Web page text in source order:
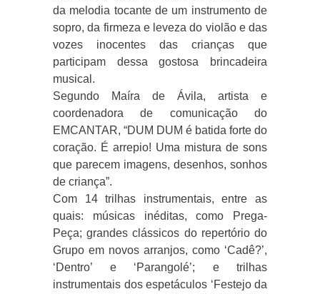
da melodia tocante de um instrumento de
sopro, da firmeza e leveza do violão e das
vozes inocentes das crianças que
participam dessa gostosa brincadeira
musical.
Segundo Maíra de Ávila, artista e
coordenadora de comunicação do
EMCANTAR, “DUM DUM é batida forte do
coração. É arrepio! Uma mistura de sons
que parecem imagens, desenhos, sonhos
de criança”.
Com 14 trilhas instrumentais, entre as
quais: músicas inéditas, como Prega-
Peça; grandes clássicos do repertório do
Grupo em novos arranjos, como ‘Cadê?’,
‘Dentro’ e ‘Parangolé’; e trilhas
instrumentais dos espetáculos ‘Festejo da